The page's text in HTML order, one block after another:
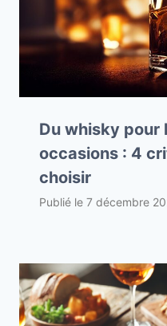
Du whisky pour
occasions : 4
choisir
Publié le 7 décembre